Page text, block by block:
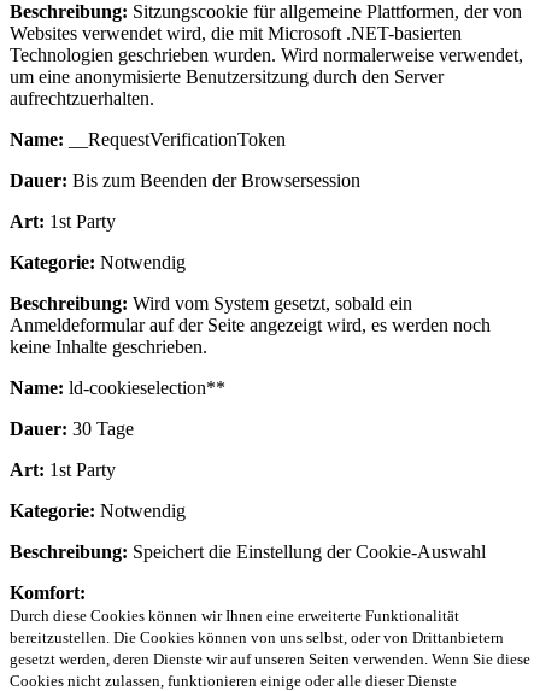
Beschreibung: Sitzungscookie für allgemeine Plattformen, der von
Websites verwendet wird, die mit Microsoft .NET-basierten
Technologien geschrieben wurden. Wird normalerweise verwendet,
um eine anonymisierte Benutzersitzung durch den Server
aufrechtzuerhalten.
Name: __RequestVerificationToken
Dauer: Bis zum Beenden der Browsersession
Art: 1st Party
Kategorie: Notwendig
Beschreibung: Wird vom System gesetzt, sobald ein
Anmeldeformular auf der Seite angezeigt wird, es werden noch
keine Inhalte geschrieben.
Name: ld-cookieselection**
Dauer: 30 Tage
Art: 1st Party
Kategorie: Notwendig
Beschreibung: Speichert die Einstellung der Cookie-Auswahl
Komfort:
Durch diese Cookies können wir Ihnen eine erweiterte Funktionalität
bereitzustellen. Die Cookies können von uns selbst, oder von Drittanbietern
gesetzt werden, deren Dienste wir auf unseren Seiten verwenden. Wenn Sie diese
Cookies nicht zulassen, funktionieren einige oder alle dieser Dienste